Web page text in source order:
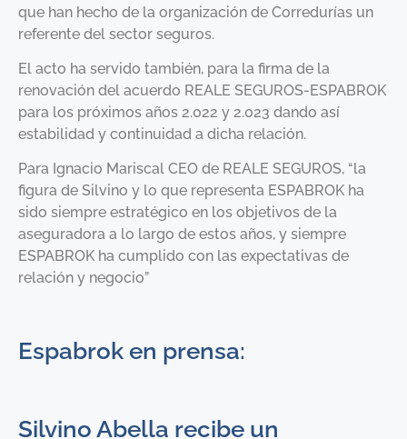
que han hecho de la organización de Corredurías un
referente del sector seguros.
El acto ha servido también, para la firma de la
renovación del acuerdo REALE SEGUROS-ESPABROK
para los próximos años 2.022 y 2.023 dando así
estabilidad y continuidad a dicha relación.
Para Ignacio Mariscal CEO de REALE SEGUROS, “la
figura de Silvino y lo que representa ESPABROK ha
sido siempre estratégico en los objetivos de la
aseguradora a lo largo de estos años, y siempre
ESPABROK ha cumplido con las expectativas de
relación y negocio”
Espabrok en prensa:
Silvino Abella recibe un